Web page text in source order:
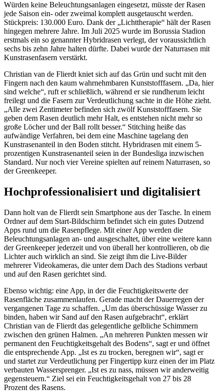
Würden keine Beleuchtungsanlagen eingesetzt, müsste der Rasen
jede Saison ein- oder zweimal komplett ausgetauscht werden.
Stückpreis: 130.000 Euro. Dank der „Lichttherapie“ hält der Rasen
hingegen mehrere Jahre. Im Juli 2025 wurde im Borussia Stadion
erstmals ein so genannter Hybridrasen verlegt, der voraussichtlich
sechs bis zehn Jahre halten dürfte. Dabei wurde der Naturrasen mit
Kunstrasenfasern verstärkt.
Christian van de Flierdt kniet sich auf das Grün und sucht mit den
Fingern nach den kaum wahrnehmbaren Kunststofffasern. „Da, hier
sind welche“, ruft er schließlich, während er sie rundherum leicht
freilegt und die Fasern zur Verdeutlichung sachte in die Höhe zieht.
„Alle zwei Zentimeter befinden sich zwölf Kunststofffasern. Sie
geben dem Rasen deutlich mehr Halt, es entstehen nicht mehr so
große Löcher und der Ball rollt besser.“ Stitching heiße das
aufwändige Verfahren, bei dem eine Maschine tagelang den
Kunstrasenanteil in den Boden stitcht. Hybridrasen mit einem 5-
prozentigen Kunstrasenanteil seien in der Bundesliga inzwischen
Standard. Nur noch vier Vereine spielten auf reinem Naturrasen, so
der Greenkeeper.
Hochprofessionalisiert und digitalisiert
Dann holt van de Flierdt sein Smartphone aus der Tasche. In einem
Ordner auf dem Start-Bildschirm befindet sich ein gutes Dutzend
Apps rund um die Rasenpflege. Mit einer App werden die
Beleuchtungsanlagen an- und ausgeschaltet, über eine weitere kann
der Greenkeeper jederzeit und von überall her kontrollieren, ob die
Lichter auch wirklich an sind. Sie zeigt ihm die Live-Bilder
mehrerer Videokameras, die unter dem Dach des Stadions verbaut
und auf den Rasen gerichtet sind.
Ebenso wichtig: eine App, in der die Feuchtigkeitswerte der
Rasenfläche zusammenlaufen. Gerade macht der Dauerregen der
vergangenen Tage zu schaffen. „Um das überschüssige Wasser zu
binden, haben wir Sand auf den Rasen aufgebracht“, erklärt
Christian van de Flierdt das gelegentliche gelbliche Schimmern
zwischen den grünen Halmen. „An mehreren Punkten messen wir
permanent den Feuchtigkeitsgehalt des Bodens“, sagt er und öffnet
die entsprechende App. „Ist es zu trocken, beregnen wir“, sagt er
und startet zur Verdeutlichung per Fingertipp kurz einen der im Platz
verbauten Wassersprenger. „Ist es zu nass, müssen wir anderweitig
gegensteuern.“ Ziel sei ein Feuchtigkeitsgehalt von 27 bis 28
Prozent des Rasens.